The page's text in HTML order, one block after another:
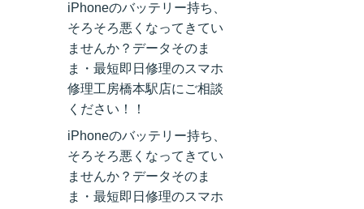
iPhoneのバッテリー持ち、
そろそろ悪くなってきてい
ませんか？データそのま
ま・最短即日修理のスマホ
修理工房橋本駅店にご相談
ください！！
iPhoneのバッテリー持ち、
そろそろ悪くなってきてい
ませんか？データそのま
ま・最短即日修理のスマホ